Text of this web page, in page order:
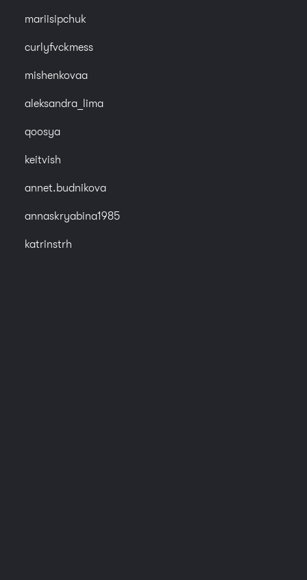
mariisipchuk
curlyfvckmess
mishenkovaa
aleksandra_lima
qoosya
keitvish
annet.budnikova
annaskryabina1985
katrinstrh